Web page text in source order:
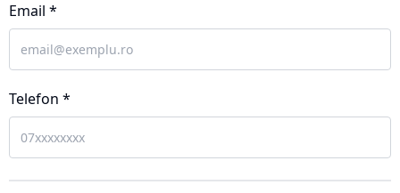
Email *
Telefon *